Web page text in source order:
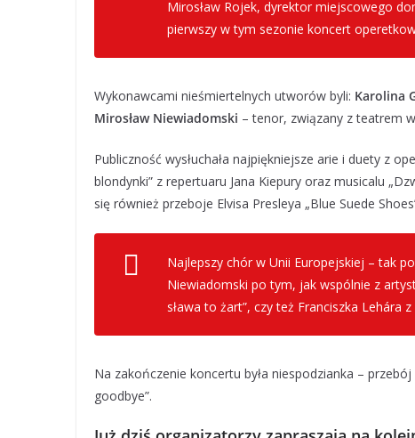
Mirosław Rojek, dyrektor miejscowego
pierwszy w tym sezonie koncert
Wykonawcami nieśmiertelnych utworów byli: Karolina
Mirosław Niewiadomski – tenor, związany z teatrem
Publiczność wysłuchała najpiękniejsze arie i duety z
blondynki” z repertuaru Jana Kiepury oraz musicalu
się również przeboje Elvisa Presleya „Blue Suede
Najlepszy chór w Unii Europejskiej – tak
Niewiadomski po tym, jak wspólnie z
sława to żart”, czy też Franciszka Lehára
Na zakończenie koncertu była niespodzianka –
goodbye”.